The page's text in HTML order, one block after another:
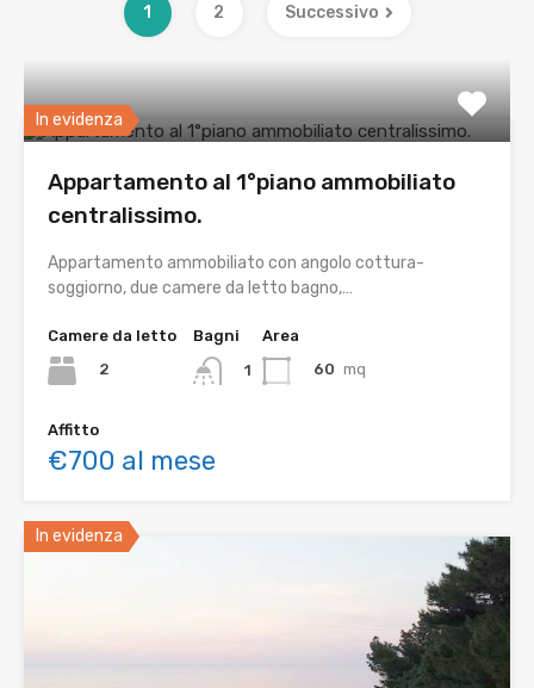
1 2 Successivo
In evidenza
Appartamento al 1°piano ammobiliato
centralissimo.
Appartamento ammobiliato con angolo cottura-
soggiorno, due camere da letto bagno,…
Camere da letto
2
Bagni
1
Area
60 mq
Affitto
€700 al mese
In evidenza